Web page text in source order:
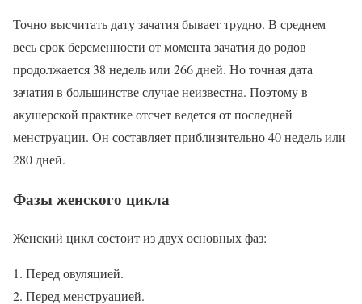
Точно высчитать дату зачатия бывает трудно. В среднем
весь срок беременности от момента зачатия до родов
продолжается 38 недель или 266 дней. Но точная дата
зачатия в большинстве случае неизвестна. Поэтому в
акушерской практике отсчет ведется от последней
менструации. Он составляет приблизительно 40 недель или
280 дней.
Фазы женского цикла
Женский цикл состоит из двух основных фаз:
Перед овуляцией.
Перед менструацией.